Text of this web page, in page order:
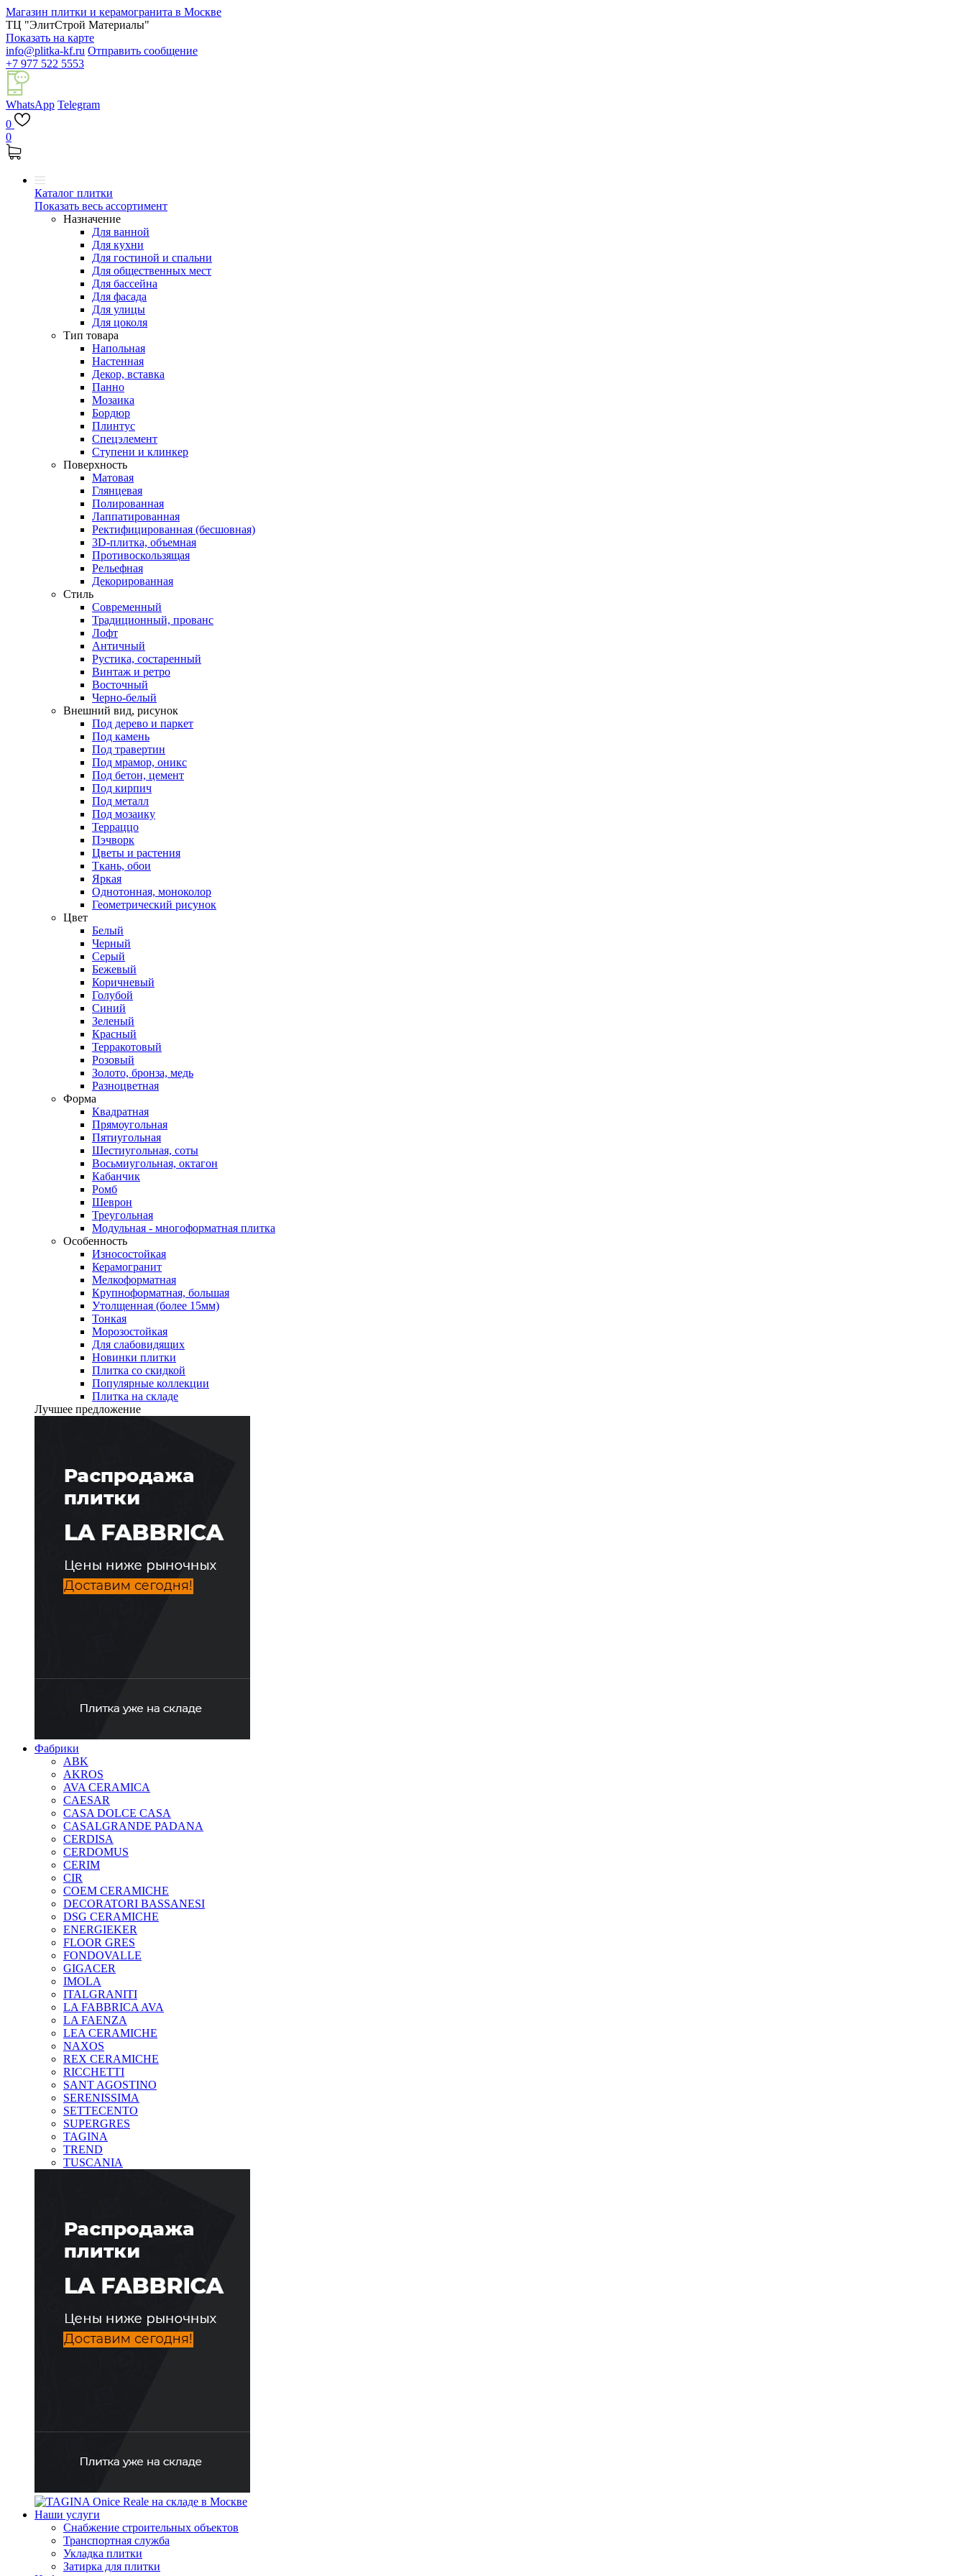
Магазин плитки и керамогранита в Москве
ТЦ "ЭлитСтрой Материалы"
Показать на карте
info@plitka-kf.ru Отправить сообщение
+7 977 522 5553
WhatsApp Telegram
0
0
Каталог плитки
Показать весь ассортимент
Назначение
Для ванной
Для кухни
Для гостиной и спальни
Для общественных мест
Для бассейна
Для фасада
Для улицы
Для цоколя
Тип товара
Напольная
Настенная
Декор, вставка
Панно
Мозаика
Бордюр
Плинтус
Спецэлемент
Ступени и клинкер
Поверхность
Матовая
Глянцевая
Полированная
Лаппатированная
Ректифицированная (бесшовная)
3D-плитка, объемная
Противоскользящая
Рельефная
Декорированная
Стиль
Современный
Традиционный, прованс
Лофт
Античный
Рустика, состаренный
Винтаж и ретро
Восточный
Черно-белый
Внешний вид, рисунок
Под дерево и паркет
Под камень
Под травертин
Под мрамор, оникс
Под бетон, цемент
Под кирпич
Под металл
Под мозаику
Терраццо
Пэчворк
Цветы и растения
Ткань, обои
Яркая
Однотонная, моноколор
Геометрический рисунок
Цвет
Белый
Черный
Серый
Бежевый
Коричневый
Голубой
Синий
Зеленый
Красный
Терракотовый
Розовый
Золото, бронза, медь
Разноцветная
Форма
Квадратная
Прямоугольная
Пятиугольная
Шестиугольная, соты
Восьмиугольная, октагон
Кабанчик
Ромб
Шеврон
Треугольная
Модульная - многоформатная плитка
Особенность
Износостойкая
Керамогранит
Мелкоформатная
Крупноформатная, большая
Утолщенная (более 15мм)
Тонкая
Морозостойкая
Для слабовидящих
Новинки плитки
Плитка со скидкой
Популярные коллекции
Плитка на складе
Лучшее предложение
Фабрики
ABK
AKROS
AVA CERAMICA
CAESAR
CASA DOLCE CASA
CASALGRANDE PADANA
CERDISA
CERDOMUS
CERIM
CIR
COEM CERAMICHE
DECORATORI BASSANESI
DSG CERAMICHE
ENERGIEKER
FLOOR GRES
FONDOVALLE
GIGACER
IMOLA
ITALGRANITI
LA FABBRICA AVA
LA FAENZA
LEA CERAMICHE
NAXOS
REX CERAMICHE
RICCHETTI
SANT AGOSTINO
SERENISSIMA
SETTECENTO
SUPERGRES
TAGINA
TREND
TUSCANIA
Наши услуги
Снабжение строительных объектов
Транспортная служба
Укладка плитки
Затирка для плитки